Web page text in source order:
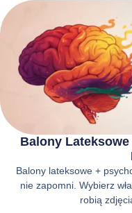
Balony
Balony lateksowe +
nie zapomni. Wybierz
robią